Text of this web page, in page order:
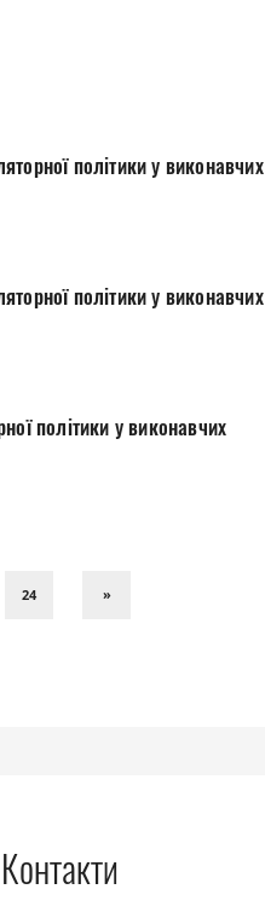
політики у виконавчих
24 »
Контакти